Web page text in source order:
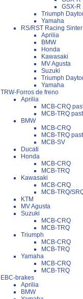
GSX-R
Triumph
Yamaha
RS/RST Racing Sinter
Aprilia
BMW
Honda
Kawasaki
MV Agusta
Suzuki
Triumph
Yamaha
TRW-Forros de freno
Aprilia
MCB-CRQ
MCB-TRQ
BMW
MCB-CRQ
MCB-TRQ
MCB-SV
Ducati
Honda
MCB-CRQ
MCB-TRQ
Kawasaki
MCB-CRQ
MCB-TRQ/
KTM
MV Agusta
Suzuki
MCB-CRQ
MCB-TRQ
Triumph
MCB-CRQ
MCB-TRQ
Yamaha
MCB-CRQ
MCB-TRQ
EBC-brakes
Aprilia
BMW